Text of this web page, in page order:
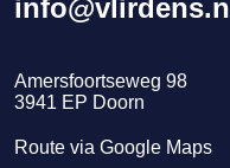
info@vlirdens.nl
Amersfoortseweg 98
3941 EP Doorn
Route via Google Maps